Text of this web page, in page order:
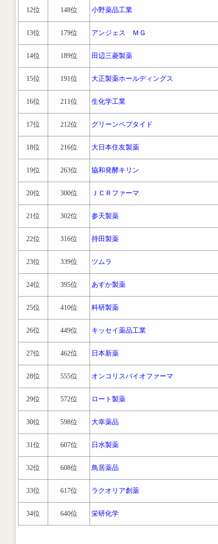
12位 148位 小野薬品工業
13位 179位 アンジェス ＭＧ
14位 189位 田辺三菱製薬
15位 191位 大正製薬ホールディングス
16位 211位 生化学工業
17位 212位 グリーンペプタイド
18位 216位 大日本住友製薬
19位 263位 協和発酵キリン
20位 300位 ＪＣＲファーマ
21位 302位 参天製薬
22位 316位 持田製薬
23位 339位 ツムラ
24位 395位 あすか製薬
25位 410位 科研製薬
26位 449位 キッセイ薬品工業
27位 462位 日本新薬
28位 555位 オンコリスバイオファーマ
29位 572位 ロート製薬
30位 598位 大幸薬品
31位 607位 日水製薬
32位 608位 鳥居薬品
33位 617位 ラクオリア創薬
34位 640位 栄研化学